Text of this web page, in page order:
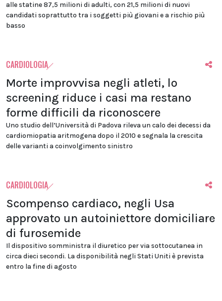
alle statine 87,5 milioni di adulti, con 21,5 milioni di nuovi
candidati soprattutto tra i soggetti più giovani e a rischio più
basso
CARDIOLOGIA
Morte improvvisa negli atleti, lo
screening riduce i casi ma restano
forme difficili da riconoscere
Uno studio dell’Università di Padova rileva un calo dei decessi da
cardiomiopatia aritmogena dopo il 2010 e segnala la crescita
delle varianti a coinvolgimento sinistro
CARDIOLOGIA
Scompenso cardiaco, negli Usa
approvato un autoiniettore domiciliare
di furosemide
Il dispositivo somministra il diuretico per via sottocutanea in
circa dieci secondi. La disponibilità negli Stati Uniti è prevista
entro la fine di agosto